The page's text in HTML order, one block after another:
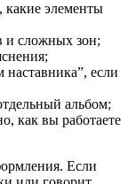
какие элементы
и сложных зон;
если
альбом;
как вы работаете
Если